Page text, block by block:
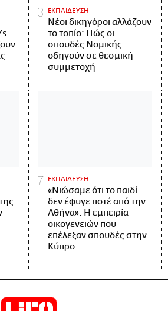
ΕΚΠΑΙΔΕΥΣΗ
Νέοι δικηγόροι αλλάζουν
το τοπίο: Πώς οι
σπουδές Νομικής
οδηγούν σε θεσμική
συμμετοχή
ΕΚΠΑΙΔΕΥΣΗ
«Νιώσαμε ότι το παιδί
δεν έφυγε ποτέ από την
Αθήνα»: Η εμπειρία
οικογενειών που
επέλεξαν σπουδές στην
Κύπρο